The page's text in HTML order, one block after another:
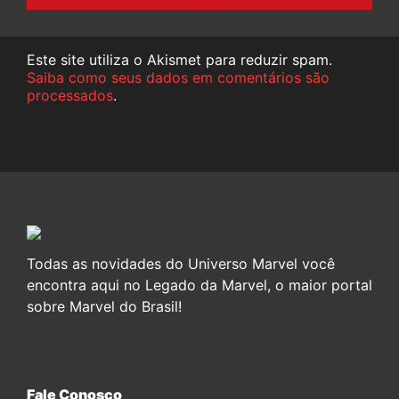
Este site utiliza o Akismet para reduzir spam.
Saiba como seus dados em comentários são
processados.
Todas as novidades do Universo Marvel você
encontra aqui no Legado da Marvel, o maior portal
sobre Marvel do Brasil!
Fale Conosco